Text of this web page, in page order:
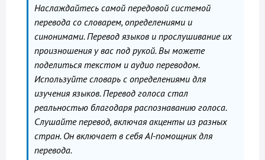
Наслаждайтесь самой передовой системой
перевода со словарем, определениями и
синонимами. Перевод языков и прослушивание их
произношения у вас под рукой. Вы можете
поделиться текстом и аудио переводом.
Используйте словарь с определениями для
изучения языков. Перевод голоса стал
реальностью благодаря распознаванию голоса.
Слушайте перевод, включая акценты из разных
стран. Он включает в себя AI-помощник для
перевода.